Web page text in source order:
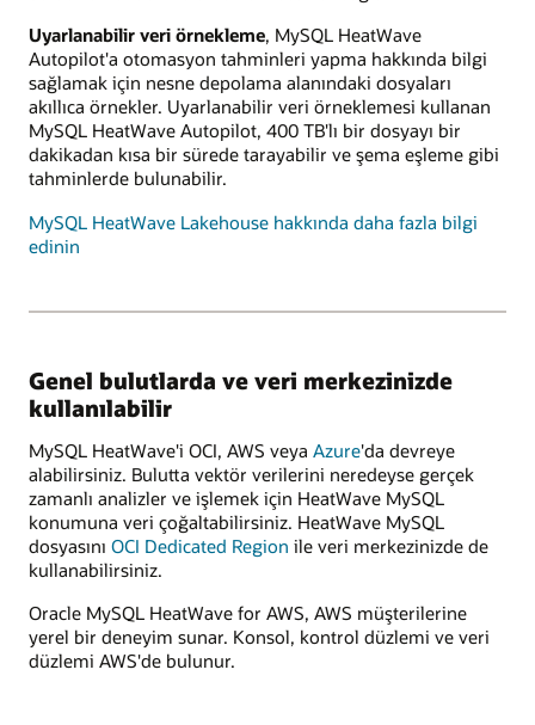
Uyarlanabilir veri örnekleme, MySQL HeatWave
Autopilot'a otomasyon tahminleri yapma hakkında bilgi
sağlamak için nesne depolama alanındaki dosyaları
akıllıca örnekler. Uyarlanabilir veri örneklemesi kullanan
MySQL HeatWave Autopilot, 400 TB'lı bir dosyayı bir
dakikadan kısa bir sürede tarayabilir ve şema eşleme gibi
tahminlerde bulunabilir.
MySQL HeatWave Lakehouse hakkında daha fazla bilgi
edinin
Genel bulutlarda ve veri merkezinizde
kullanılabilir
MySQL HeatWave'i OCI, AWS veya Azure'da devreye
alabilirsiniz. Bulutta vektör verilerini neredeyse gerçek
zamanlı analizler ve işlemek için HeatWave MySQL
konumuna veri çoğaltabilirsiniz. HeatWave MySQL
dosyasını OCI Dedicated Region ile veri merkezinizde de
kullanabilirsiniz.
Oracle MySQL HeatWave for AWS, AWS müşterilerine
yerel bir deneyim sunar. Konsol, kontrol düzlemi ve veri
düzlemi AWS'de bulunur.